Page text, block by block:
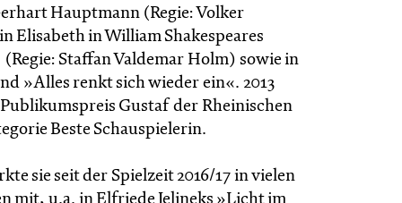
Hauptmann (Regie: Volker
Elisabeth in William Shakespeares
Staffan Valdemar Holm) sowie in
»Alles renkt sich wieder ein«. 2013
Gustaf der Rheinischen
Beste Schauspielerin.
sie seit der Spielzeit 2016/17 in vielen